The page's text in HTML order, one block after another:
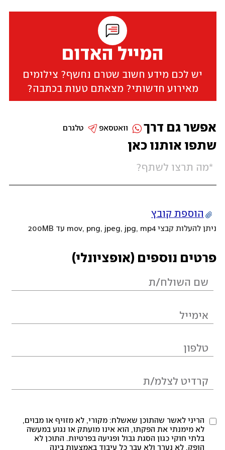
המייל האדום
יש לכם מידע חשוב שטרם נחשף? צילומים
מאירוע חדשותי? מצאתם טעות בכתבה?
שתפו אותנו כאן
הוספת קובץ
ניתן להעלות קבצי mov, png, jpeg, jpg, mp4 עד 200MB
פרטים נוספים (אופציונלי)
הריני לאשר שהתוכן שאשלח: מקורי, לא מזויף או מבוים,
לא מימנתי את הפקתו, הוא אינו מועתק או נגוע במעשה
בלתי חוקי כגון הסגת גבול ופגיעה בפרטיות. התוכן לא
הופק, לא נערך ולא עבר כל עיבוד באמצעות בינה
אפשר גם דרך טלגרם וואטסאפ